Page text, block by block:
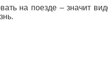
на поезде – значит